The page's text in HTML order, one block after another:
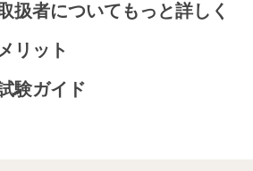
扱者についてもっと詳しく
リット
験ガイド